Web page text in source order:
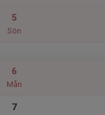
5
Sön
6
Mån
7